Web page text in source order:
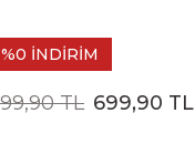
%0 İNDİRİM
TL 699,90 TL